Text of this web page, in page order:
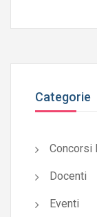
Categorie
Concorsi
Docenti
Eventi